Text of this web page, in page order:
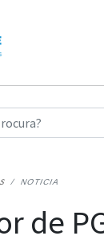
NOTICIA
de